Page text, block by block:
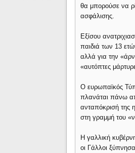
θα μπορούσε να
ασφάλισης.
Εξίσου
παιδιά των 13
αλλά για την
«αυτόπτες
Ο ευρωπαϊκός
πλανάται πάνω
ανταπόκρισή της
στη γραμμή του
Η γαλλική
οι Γάλλοι